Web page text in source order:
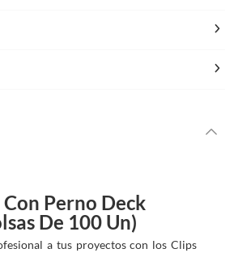
Perno Deck
De 100 Un)
a tus proyectos con los Clips